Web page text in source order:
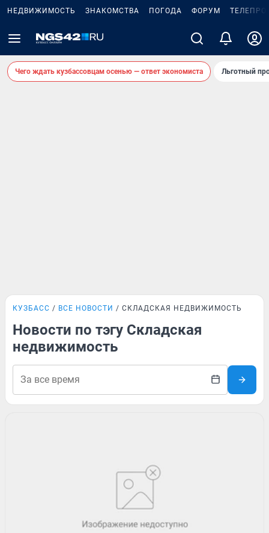
НЕДВИЖИМОСТЬ ЗНАКОМСТВА ПОГОДА ФОРУМ
Чего ждать кузбассовцам осенью — ответ экономиста Льготный
КУЗБАСС ВСЕ НОВОСТИ СКЛАДСКАЯ НЕДВИЖИМОСТЬ
Новости по тэгу Складская
недвижимость